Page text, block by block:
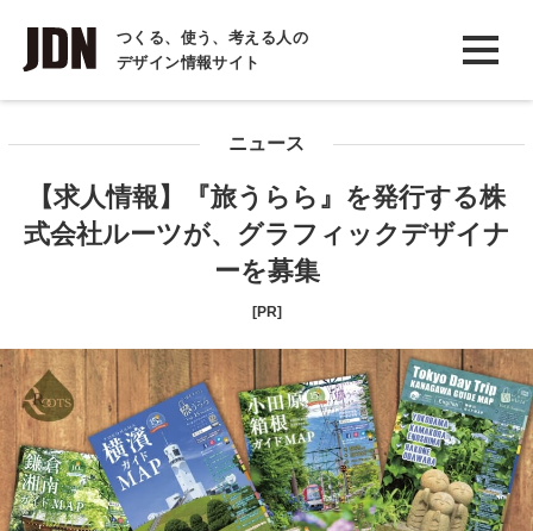
つくる、使う、考える人の
デザイン情報サイト
INTERVIEW
インタビュー
COLUMN
ニュース
【求人情報】『旅うらら』を発行する株
式会社ルーツが、グラフィックデザイナ
ーを募集
[PR]